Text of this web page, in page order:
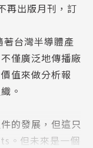
元應用場景
邁向高速智慧
訊解碼和影像
再出版月刊，訂
台灣半導體產
僅廣泛地傳播廠
值來做分析報
。
的發展，但這只
。但未來是一個